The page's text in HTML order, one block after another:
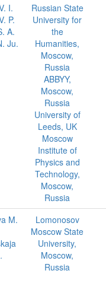
I.
P.
A.
Ju.
Russian State
University for
the
Humanities,
Moscow,
Russia
ABBYY,
Moscow,
Russia
University of
Leeds, UK
Moscow
Institute of
Physics and
Technology,
Moscow,
Russia
M.
Lomonosov
Moscow State
University,
Moscow,
Russia